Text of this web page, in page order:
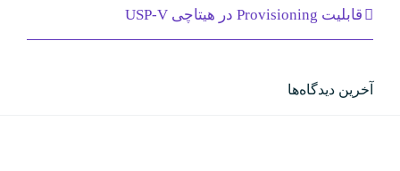
قابلیت Provisioning در هیتاچی USP-V
آخرین دیدگاه‌ها